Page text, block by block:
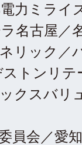
力ミライ
名古屋／
リック／
トンリテ
クスバリ
員会／愛